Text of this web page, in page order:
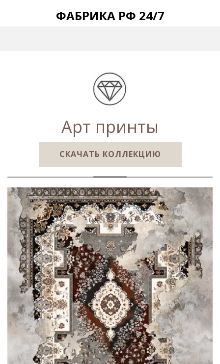
ФАБРИКА РФ 24/7
Арт принты
СКАЧАТЬ КОЛЛЕКЦИЮ­